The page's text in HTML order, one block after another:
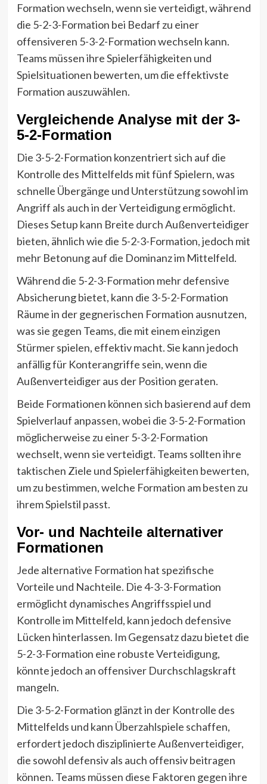
Formation wechseln, wenn sie verteidigt, während
die 5-2-3-Formation bei Bedarf zu einer
offensiveren 5-3-2-Formation wechseln kann.
Teams müssen ihre Spielerfähigkeiten und
Spielsituationen bewerten, um die effektivste
Formation auszuwählen.
Vergleichende Analyse mit der 3-
5-2-Formation
Die 3-5-2-Formation konzentriert sich auf die
Kontrolle des Mittelfelds mit fünf Spielern, was
schnelle Übergänge und Unterstützung sowohl im
Angriff als auch in der Verteidigung ermöglicht.
Dieses Setup kann Breite durch Außenverteidiger
bieten, ähnlich wie die 5-2-3-Formation, jedoch mit
mehr Betonung auf die Dominanz im Mittelfeld.
Während die 5-2-3-Formation mehr defensive
Absicherung bietet, kann die 3-5-2-Formation
Räume in der gegnerischen Formation ausnutzen,
was sie gegen Teams, die mit einem einzigen
Stürmer spielen, effektiv macht. Sie kann jedoch
anfällig für Konterangriffe sein, wenn die
Außenverteidiger aus der Position geraten.
Beide Formationen können sich basierend auf dem
Spielverlauf anpassen, wobei die 3-5-2-Formation
möglicherweise zu einer 5-3-2-Formation
wechselt, wenn sie verteidigt. Teams sollten ihre
taktischen Ziele und Spielerfähigkeiten bewerten,
um zu bestimmen, welche Formation am besten zu
ihrem Spielstil passt.
Vor- und Nachteile alternativer
Formationen
Jede alternative Formation hat spezifische
Vorteile und Nachteile. Die 4-3-3-Formation
ermöglicht dynamisches Angriffsspiel und
Kontrolle im Mittelfeld, kann jedoch defensive
Lücken hinterlassen. Im Gegensatz dazu bietet die
5-2-3-Formation eine robuste Verteidigung,
könnte jedoch an offensiver Durchschlagskraft
mangeln.
Die 3-5-2-Formation glänzt in der Kontrolle des
Mittelfelds und kann Überzahlspiele schaffen,
erfordert jedoch disziplinierte Außenverteidiger,
die sowohl defensiv als auch offensiv beitragen
können. Teams müssen diese Faktoren gegen ihre